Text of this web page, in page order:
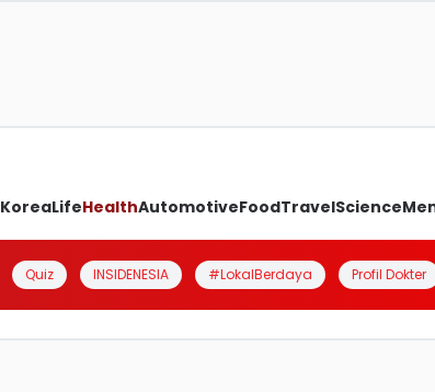
KoreaLifeHealthAutomotiveFoodTravelScience
Quiz INSIDENESIA #LokalBerdaya Profil Dokter